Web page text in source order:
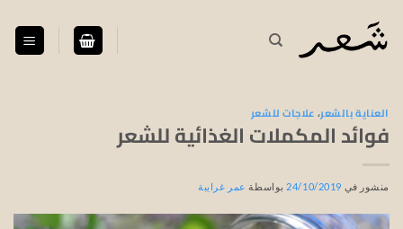
للمحتوى
العناية بالشعر،علاجات للشعر
فوائد المكملات الغذائية للشعر
منشور في 24/10/2019 بواسطة عمر غرايبة